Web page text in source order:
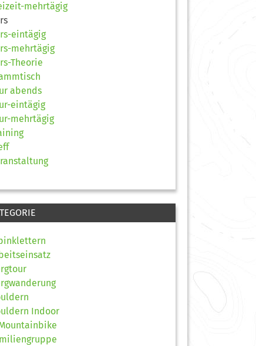
mehrtägig
eintägig
mehrtägig
Theorie
abends
eintägig
mehrtägig
Indoor